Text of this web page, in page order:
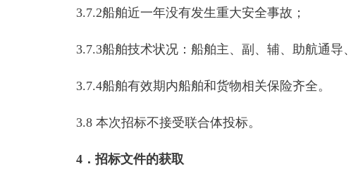
3.7.2船舶近一年没有发生重大安全事故；
3.7.3船舶技术状况：船舶主、副、辅、助航通导
3.7.4船舶有效期内船舶和货物相关保险齐全。
3.8 本次招标不接受联合体投标。
4．招标文件的获取